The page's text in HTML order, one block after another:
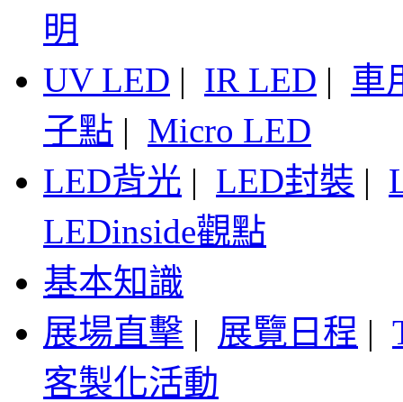
明
UV LED | IR LED | 車
子點 | Micro LED
LED背光 | LED封裝 |
LEDinside觀點
基本知識
展場直擊 | 展覽日程 |
客製化活動